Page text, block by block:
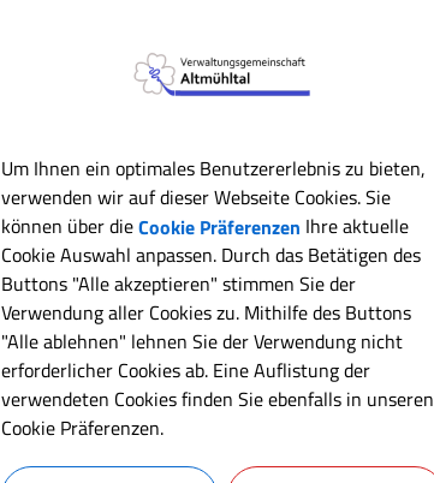
Meldewesen
Wohnungsgeberbestätigung
Einfaches Führungszeugnis
Auskunftssperre
Übermittlungssperre
Einfache Meldebescheinigung
Erweiterte Meldebescheinigung
Meldebescheinigung zur Vorlage beim
Rentenversicherungsträger
Um Ihnen ein optimales Benutzererlebnis zu bieten,
verwenden wir auf dieser Webseite Cookies. Sie
können über dieCookie Präferenzen Ihre aktuelle
Cookie Auswahl anpassen. Durch das Betätigen des
Buttons "Alle akzeptieren" stimmen Sie der
Verwendung aller Cookies zu. Mithilfe des Buttons
"Alle ablehnen" lehnen Sie der Verwendung nicht
erforderlicher Cookies ab. Eine Auflistung der
verwendeten Cookies finden Sie ebenfalls in unseren
Cookie Präferenzen.